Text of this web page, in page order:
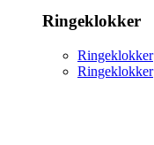
Ringeklokker
Ringeklokker
Ringeklokker